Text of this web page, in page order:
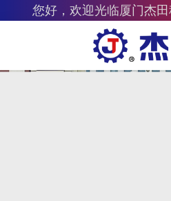
您好，欢迎光临厦门杰田